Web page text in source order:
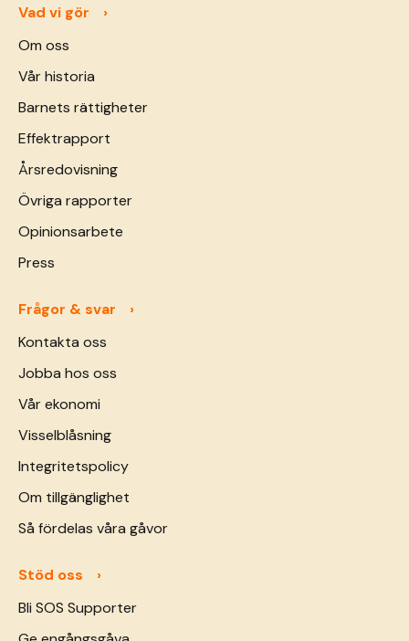
Vad vi gör
Om oss
Vår historia
Barnets rättigheter
Effektrapport
Årsredovisning
Övriga rapporter
Opinionsarbete
Press
Frågor & svar
Kontakta oss
Jobba hos oss
Vår ekonomi
Visselblåsning
Integritetspolicy
Om tillgänglighet
Så fördelas våra gåvor
Stöd oss
Bli SOS Supporter